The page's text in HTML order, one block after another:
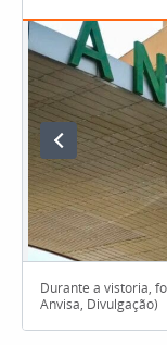
Durante a vistoria,
Anvisa, Divulgação)